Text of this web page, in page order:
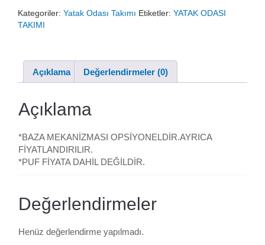
₺97.560,00.
Kategoriler: Yatak Odası Takımı Etiketler: YATAK ODASI
TAKIMI
Açıklama Değerlendirmeler (0)
Açıklama
*BAZA MEKANİZMASI OPSİYONELDİR.AYRICA
FİYATLANDIRILIR.
*PUF FİYATA DAHİL DEĞİLDİR.
Değerlendirmeler
Henüz değerlendirme yapılmadı.